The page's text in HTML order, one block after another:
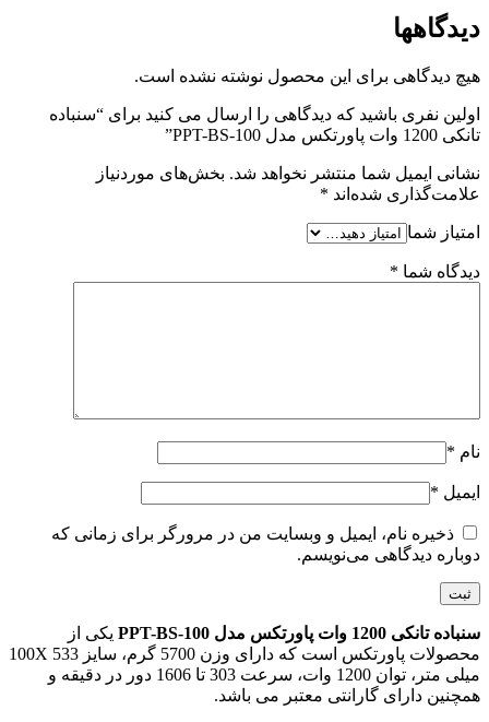
دیدگاهها
هیچ دیدگاهی برای این محصول نوشته نشده است.
اولین نفری باشید که دیدگاهی را ارسال می کنید برای “سنباده
تانکی 1200 وات پاورتکس مدل PPT-BS-100”
نشانی ایمیل شما منتشر نخواهد شد. بخش‌های موردنیاز
علامت‌گذاری شده‌اند *
امتیاز شما
دیدگاه شما *
نام *
ایمیل *
ذخیره نام، ایمیل و وبسایت من در مرورگر برای زمانی که
دوباره دیدگاهی می‌نویسم.
سنباده تانکی 1200 وات پاورتکس مدل PPT-BS-100
یکی از
محصولات پاورتکس است که دارای وزن 5700 گرم، سایز 100X 533
میلی متر، توان 1200 وات، سرعت 303 تا 1606 دور در دقیقه و
همچنین دارای گارانتی معتبر می باشد.